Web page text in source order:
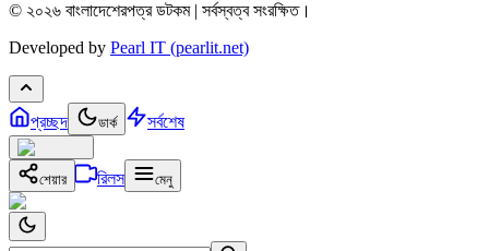
© ২০২৬ বাংলাদেশেরপত্র ডটকম | সর্বস্বত্ব সংরক্ষিত।
Developed by Pearl IT (pearlit.net)
প্রচ্ছদ ডার্ক সর্বশেষ
শেয়ার রিলস মেনু